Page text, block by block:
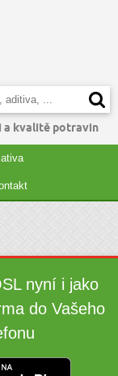
a kvalitě potravin
nyní i jako
do Vašeho